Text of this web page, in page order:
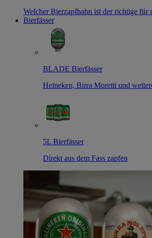
Welcher Bierzapfhahn ist der richtige für
Bierfässer
BLADE Bierfässer
Heineken, Birra Moretti und
5L Bierfässer
Direkt aus dem Fass zapfen